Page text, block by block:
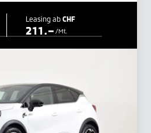
Leasing abCHF
211.–/Mt.